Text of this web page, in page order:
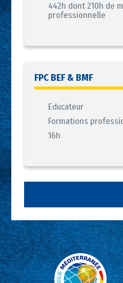
442h dont 210h de
professionnelle
FPC BEF & BMF
Educateur
Formations
16h